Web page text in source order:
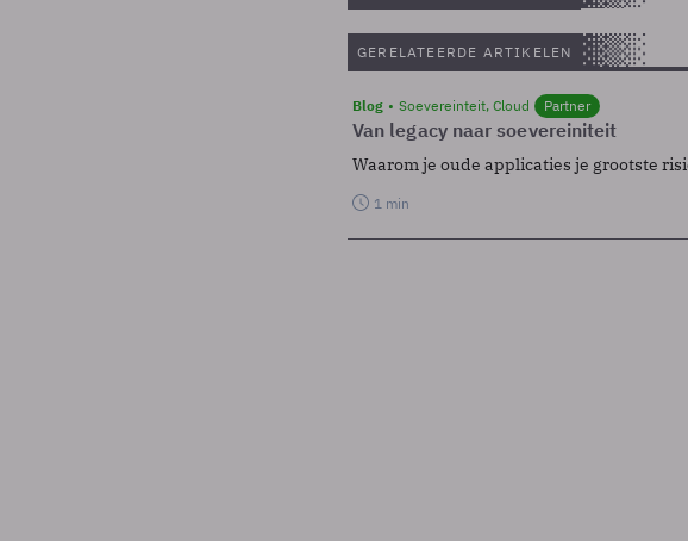
GERELATEERDE ARTIKELEN
Blog Soevereinteit, Cloud Partner
Van legacy naar soevereiniteit
Waarom je oude applicaties je grootste
1 min